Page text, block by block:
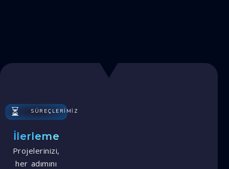
⏳ SÜREÇLERIMIZ
İlerleme
Projelerinizi,
her adımını